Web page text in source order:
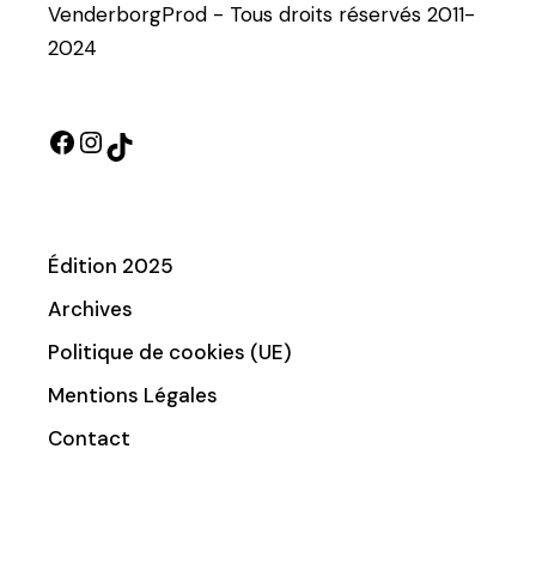
VenderborgProd - Tous droits réservés 2011-
2024
Édition 2025
Archives
Politique de cookies (UE)
Mentions Légales
Contact